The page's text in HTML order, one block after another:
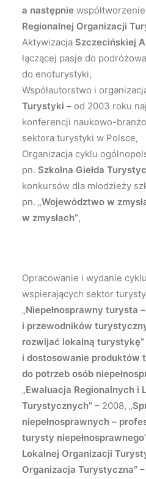
a następnie współtworzenie
Regionalnej Organizacji
Aktywizacja Szczecińskiej
łączącej pasje do
do enoturystyki,
Współautorstwo i
Turystyki – od 2003 roku
konferencji naukowo-
sektora turystyki w Polsce,
Organizacja cyklu
pn. Szkolna Giełda
konkursów dla młodzieży
pn. „Województwo w
w zmysłach”,
Opracowanie i wydanie
wspierających sektor
„Niepełnosprawny turysta
i przewodników
rozwijać lokalną turystykę”
i dostosowanie produktów
do potrzeb osób
„Ewaluacja Regionalnych i
Turystycznych” – 2008, „
niepełnosprawnych –
turysty
Lokalnej Organizacji
Organizacja Turystyczna”